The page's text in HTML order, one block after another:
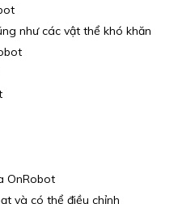
như các vật thể khó khăn
OnRobot
và có thể điều chỉnh